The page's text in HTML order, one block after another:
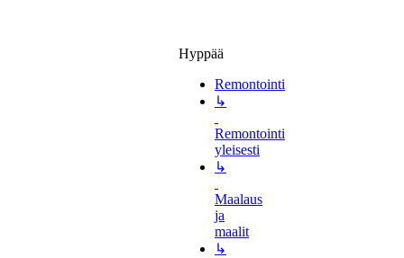
Hyppää
Remontointi
↳
Remontointi
yleisesti
↳
Maalaus
ja
maalit
↳